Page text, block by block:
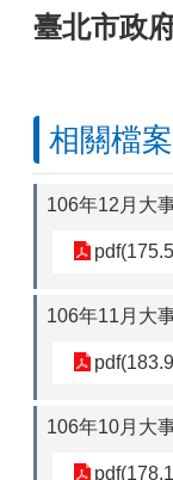
臺北市政
相關檔案
106年12月大
106年11月大
106年10月大